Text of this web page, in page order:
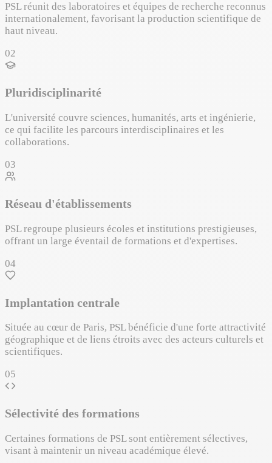
PSL réunit des laboratoires et équipes de recherche reconnus
internationalement, favorisant la production scientifique de
haut niveau.
02
Pluridisciplinarité
L'université couvre sciences, humanités, arts et ingénierie,
ce qui facilite les parcours interdisciplinaires et les
collaborations.
03
Réseau d'établissements
PSL regroupe plusieurs écoles et institutions prestigieuses,
offrant un large éventail de formations et d'expertises.
04
Implantation centrale
Située au cœur de Paris, PSL bénéficie d'une forte attractivité
géographique et de liens étroits avec des acteurs culturels et
scientifiques.
05
Sélectivité des formations
Certaines formations de PSL sont entièrement sélectives,
visant à maintenir un niveau académique élevé.